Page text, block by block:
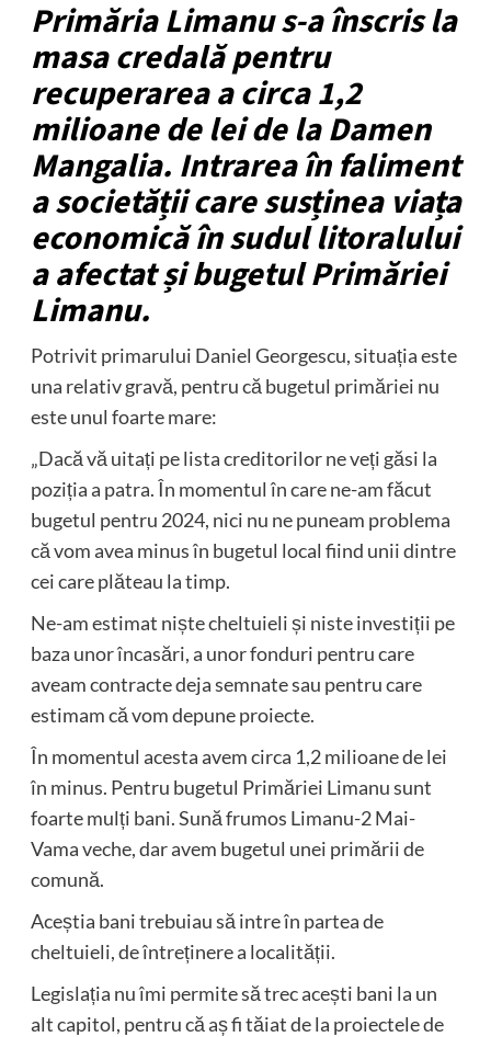
Primăria Limanu s-a înscris la
masa credală pentru
recuperarea a circa 1,2
milioane de lei de la Damen
Mangalia. Intrarea în faliment
a societății care susținea viața
economică în sudul litoralului
a afectat și bugetul Primăriei
Limanu.
Potrivit primarului Daniel Georgescu, situația este
una relativ gravă, pentru că bugetul primăriei nu
este unul foarte mare:
„Dacă vă uitați pe lista creditorilor ne veți găsi la
poziția a patra. În momentul în care ne-am făcut
bugetul pentru 2024, nici nu ne puneam problema
că vom avea minus în bugetul local fiind unii dintre
cei care plăteau la timp.
Ne-am estimat niște cheltuieli și niste investiții pe
baza unor încasări, a unor fonduri pentru care
aveam contracte deja semnate sau pentru care
estimam că vom depune proiecte.
În momentul acesta avem circa 1,2 milioane de lei
în minus. Pentru bugetul Primăriei Limanu sunt
foarte mulți bani. Sună frumos Limanu-2 Mai-
Vama veche, dar avem bugetul unei primării de
comună.
Aceștia bani trebuiau să intre în partea de
cheltuieli, de întreținere a localității.
Legislația nu îmi permite să trec acești bani la un
alt capitol, pentru că aș fi tăiat de la proiectele de